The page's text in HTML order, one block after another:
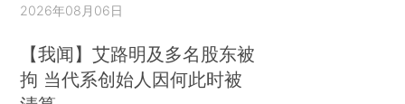
2026年08月06日
【我闻】艾路明及多名股东被
拘 当代系创始人因何此时被